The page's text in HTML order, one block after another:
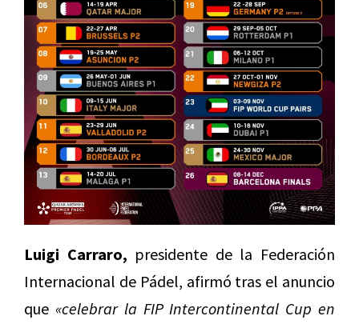
Luigi Carraro, presidente de la Federación
Internacional de Pádel, afirmó tras el anuncio
que «celebrar la FIP Intercontinental Cup en